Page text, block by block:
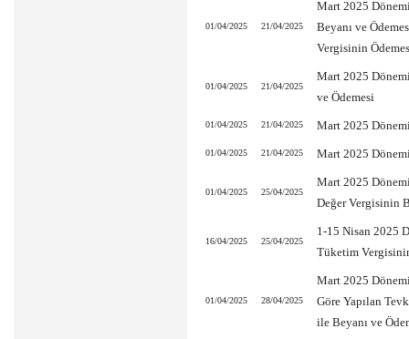
01/04/2025 21/04/2025
Mart 2025
Beyanı ve
Vergisinin
01/04/2025 21/04/2025
Mart 2025
ve Ödemesi
01/04/2025 21/04/2025 Mart 2025
01/04/2025 21/04/2025 Mart 2025
01/04/2025 25/04/2025
Mart 2025
Değer Vergisinin
16/04/2025 25/04/2025
1-15 Nisan 2025
Tüketim
01/04/2025 28/04/2025
Mart 2025
Göre Yapılan
ile Beyanı ve